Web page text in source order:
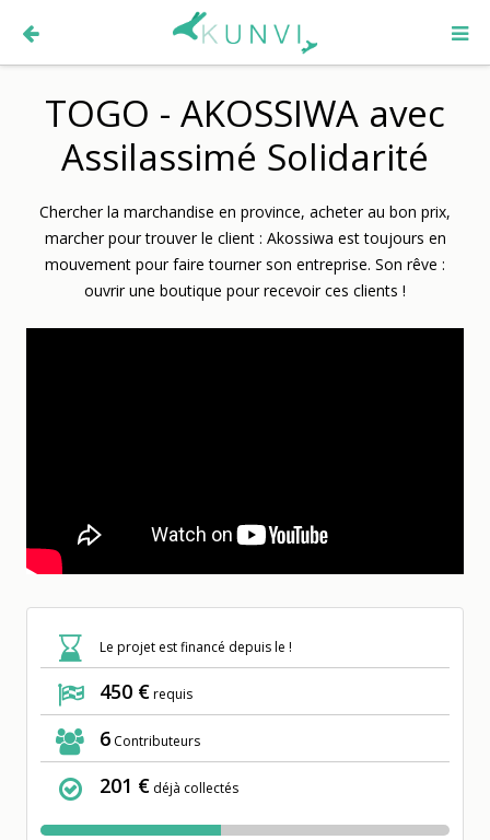
TOGO - AKOSSIWA avec
Assilassimé Solidarité
Chercher la marchandise en province, acheter au bon prix,
marcher pour trouver le client : Akossiwa est toujours en
mouvement pour faire tourner son entreprise. Son rêve :
ouvrir une boutique pour recevoir ces clients !
Le projet est financé depuis le !
450 €requis
6 Contributeurs
201 € déjà collectés